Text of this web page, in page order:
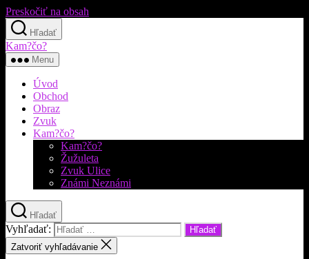
Preskočiť na obsah
Hľadať
Kam?čo?
Menu
Úvod
Obchod
Obraz
Zvuk
Kam?čo?
Kam?čo?
Žužuleta
Zvuk Ulice
Známi Neznámi
Hľadať
Vyhľadať:
Zatvoriť vyhľadávanie